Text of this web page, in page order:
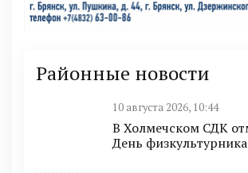
Районные новости
10 августа 2026, 10:44
В Холмечском СДК
День физкультурника